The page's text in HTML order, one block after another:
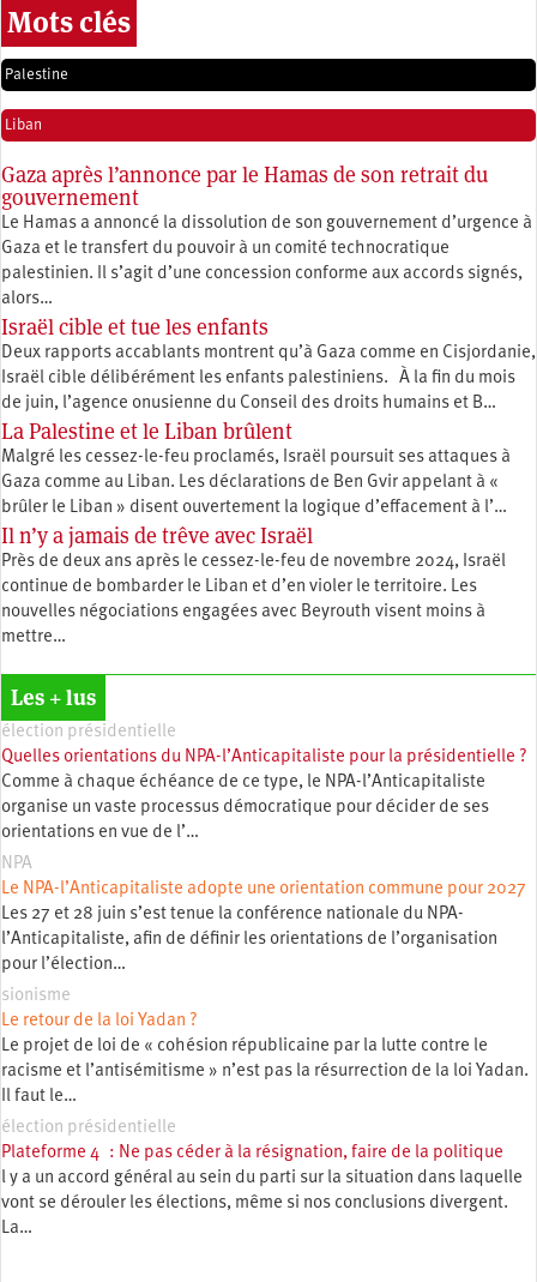
Mots clés
Palestine
Liban
Gaza après l’annonce par le Hamas de son retrait du
gouvernement
Le Hamas a annoncé la dissolution de son gouvernement d’urgence à
Gaza et le transfert du pouvoir à un comité technocratique
palestinien. Il s’agit d’une concession conforme aux accords signés,
alors…
Israël cible et tue les enfants
Deux rapports accablants montrent qu’à Gaza comme en Cisjordanie,
Israël cible délibérément les enfants palestiniens. À la fin du mois
de juin, l’agence onusienne du Conseil des droits humains et B…
La Palestine et le Liban brûlent
Malgré les cessez-le-feu proclamés, Israël poursuit ses attaques à
Gaza comme au Liban. Les déclarations de Ben Gvir appelant à «
brûler le Liban » disent ouvertement la logique d’effacement à l’…
Il n’y a jamais de trêve avec Israël
Près de deux ans après le cessez-le-feu de novembre 2024, Israël
continue de bombarder le Liban et d’en violer le territoire. Les
nouvelles négociations engagées avec Beyrouth visent moins à
mettre…
Les + lus
élection présidentielle
Quelles orientations du NPA-l’Anticapitaliste pour la présidentielle ?
Comme à chaque échéance de ce type, le NPA-l’Anticapitaliste
organise un vaste processus démocratique pour décider de ses
orientations en vue de l’…
NPA
Le NPA-l’Anticapitaliste adopte une orientation commune pour 2027
Les 27 et 28 juin s’est tenue la conférence nationale du NPA-
l’Anticapitaliste, afin de définir les orientations de l’organisation
pour l’élection…
sionisme
Le retour de la loi Yadan ?
Le projet de loi de « cohésion républicaine par la lutte contre le
racisme et l’antisémitisme » n’est pas la résurrection de la loi Yadan.
Il faut le…
élection présidentielle
Plateforme 4 : Ne pas céder à la résignation, faire de la politique
l y a un accord général au sein du parti sur la situation dans laquelle
vont se dérouler les élections, même si nos conclusions divergent.
La…